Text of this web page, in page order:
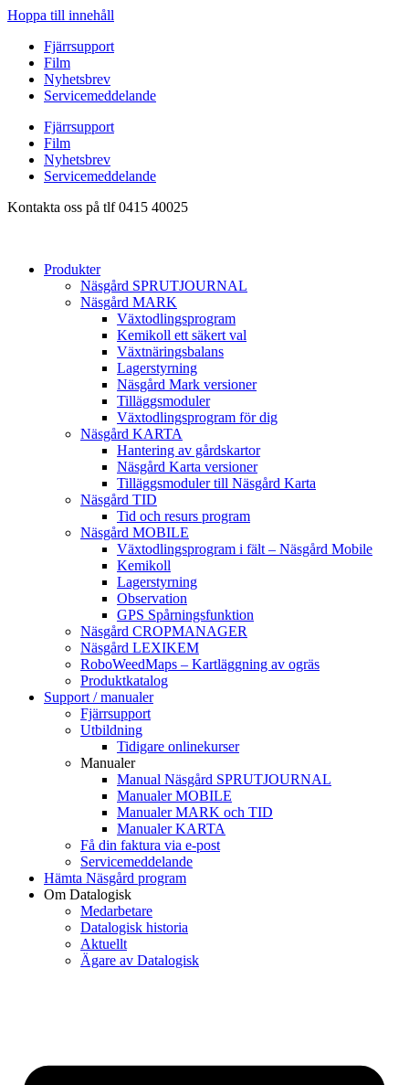
Hoppa till innehåll
Fjärrsupport
Film
Nyhetsbrev
Servicemeddelande
Fjärrsupport
Film
Nyhetsbrev
Servicemeddelande
Kontakta oss på tlf 0415 40025
Produkter
Näsgård SPRUTJOURNAL
Näsgård MARK
Växtodlingsprogram
Kemikoll ett säkert val
Växtnäringsbalans
Lagerstyrning
Näsgård Mark versioner
Tilläggsmoduler
Växtodlingsprogram för dig
Näsgård KARTA
Hantering av gårdskartor
Näsgård Karta versioner
Tilläggsmoduler till Näsgård Karta
Näsgård TID
Tid och resurs program
Näsgård MOBILE
Växtodlingsprogram i fält – Näsgård Mobile
Kemikoll
Lagerstyrning
Observation
GPS Spårningsfunktion
Näsgård CROPMANAGER
Näsgård LEXIKEM
RoboWeedMaps – Kartläggning av ogräs
Produktkatalog
Support / manualer
Fjärrsupport
Utbildning
Tidigare onlinekurser
Manualer
Manual Näsgård SPRUTJOURNAL
Manualer MOBILE
Manualer MARK och TID
Manualer KARTA
Få din faktura via e-post
Servicemeddelande
Hämta Näsgård program
Om Datalogisk
Medarbetare
Datalogisk historia
Aktuellt
Ägare av Datalogisk